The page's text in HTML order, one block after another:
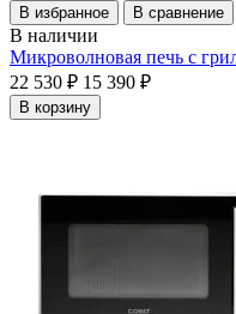
В избранное В сравнение
В наличии
Микроволновая печь с
22 530 ₽ 15 390 ₽
В корзину